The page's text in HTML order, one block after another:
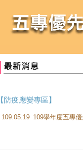
【防疫應變專區】
109.05.19 109學年度五專